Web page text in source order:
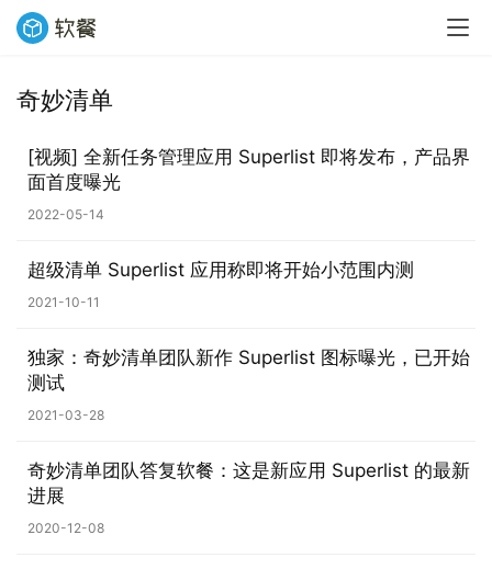
业
W
1
1
奇妙清单
[视频] 全新任务管理应用 Superlist 即将发布，产品界
面首度曝光
2022-05-14
超级清单 Superlist 应用称即将开始小范围内测
2021-10-11
独家：奇妙清单团队新作 Superlist 图标曝光，已开始
测试
2021-03-28
奇妙清单团队答复软餐：这是新应用 Superlist 的最新
进展
2020-12-08